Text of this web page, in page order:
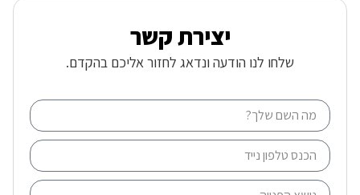
יצירת קשר
שלחו לנו הודעה ונדאג לחזור אליכם בהקדם.